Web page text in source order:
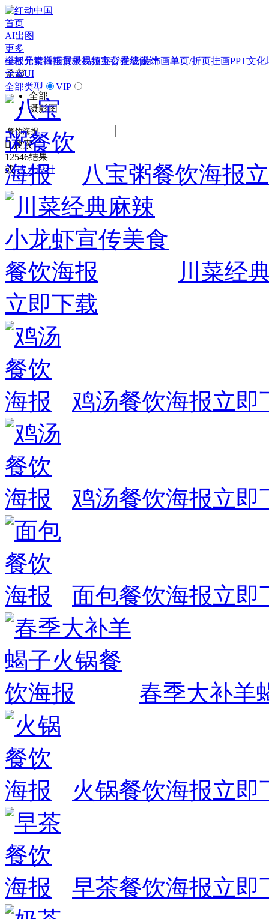
首页
AI出图
更多
模板元素插画背景视频办公在线设计
全部
全部
摄影图
 搜索
12546结果
或 找人设计
全部分类海报展板易拉宝背景墙|装饰画单页/折页挂画PPT文化
元素UI
全部类型
VIP
八宝粥餐饮海报
川菜经
立即下载
鸡汤餐饮海报立即
鸡汤餐饮海报立即
面包餐饮海报立即
春季大补羊
火锅餐饮海报立即
早茶餐饮海报立即